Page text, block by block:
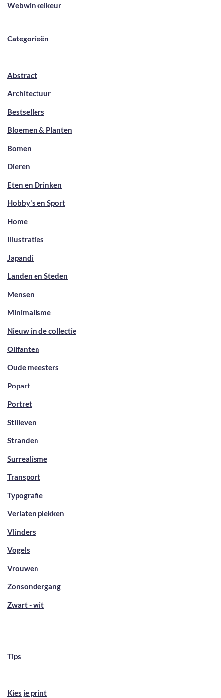
Webwinkelkeur
Categorieën
Abstract
Architectuur
Bestsellers
Bloemen & Planten
Bomen
Dieren
Eten en Drinken
Hobby's en Sport
Home
Illustraties
Japandi
Landen en Steden
Mensen
Minimalisme
Nieuw in de collectie
Olifanten
Oude meesters
Popart
Portret
Stilleven
Stranden
Surrealisme
Transport
Typografie
Verlaten plekken
Vlinders
Vogels
Vrouwen
Zonsondergang
Zwart - wit
Tips
Kies je print